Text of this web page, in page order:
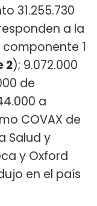
31.255.730
a la
componente 1
2); 9.072.000
de
a
COVAX de
Salud y
y Oxford
en el país